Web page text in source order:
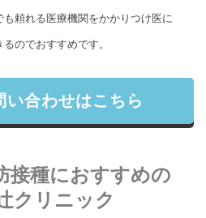
頼れる医療機関をかかりつけ医に
のでおすすめです。
い合わせはこちら
接種におすすめの
クリニック